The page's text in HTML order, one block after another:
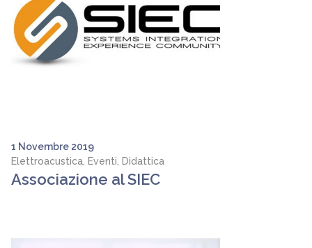
1 Novembre 2019
Elettroacustica, Eventi, Didattica
Associazione al SIEC